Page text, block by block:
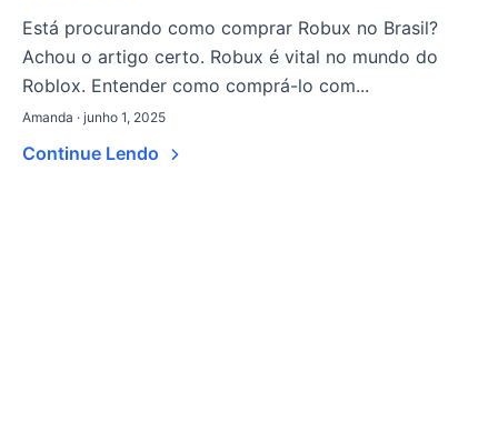
Está procurando como comprar Robux no Brasil?
Achou o artigo certo. Robux é vital no mundo do
Roblox. Entender como comprá-lo com...
Amanda · junho 1, 2025
Continue Lendo